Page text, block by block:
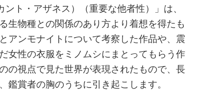
ト・アザネス）（重要な他者性）」は、
生物種との関係のあり方より着想を得たも
アンモナイトについて考察した作品や、震
女性の衣服をミノムシにまとってもらう作
の視点で見た世界が表現されたもので、長
賞者の胸のうちに引き起こします。